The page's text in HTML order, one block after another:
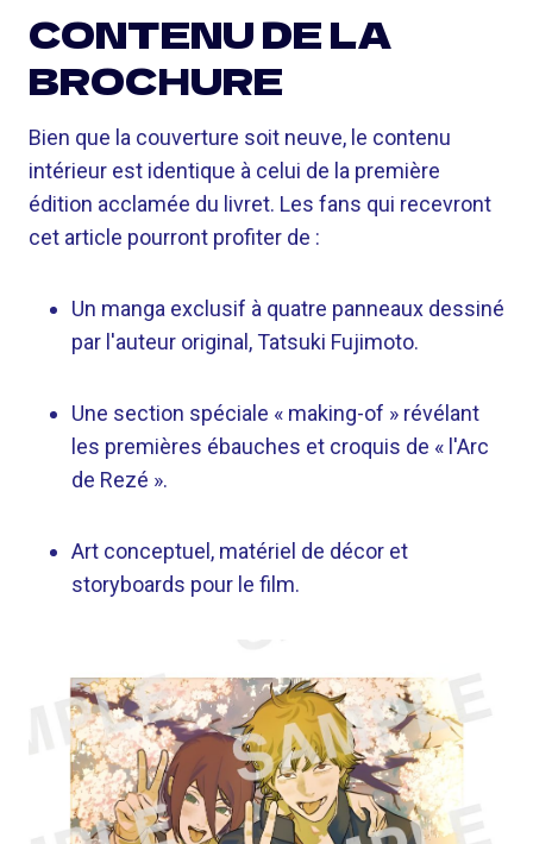
CONTENU DE LA
BROCHURE
Bien que la couverture soit neuve, le contenu
intérieur est identique à celui de la première
édition acclamée du livret. Les fans qui recevront
cet article pourront profiter de :
Un manga exclusif à quatre panneaux dessiné
par l'auteur original, Tatsuki Fujimoto.
Une section spéciale « making-of » révélant
les premières ébauches et croquis de « l'Arc
de Rezé ».
Art conceptuel, matériel de décor et
storyboards pour le film.